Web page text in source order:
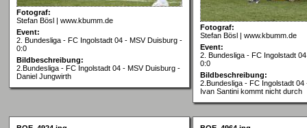
Fotograf:
Stefan Bösl | www.kbumm.de
Event:
2. Bundesliga - FC Ingolstadt 04 - MSV Duisburg -
0:0
Bildbeschreibung:
2.Bundesliga - FC Ingolstadt 04 - MSV Duisburg -
Daniel Jungwirth
Fotograf:
Stefan Bösl | www.kbumm.de
Event:
2. Bundesliga - FC Ingolstadt
0:0
Bildbeschreibung:
2.Bundesliga - FC Ingolstadt
Ivan Santini kommt nicht durch